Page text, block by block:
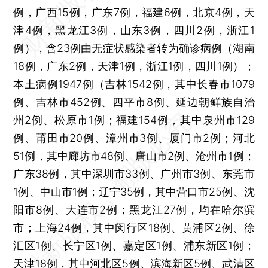
例，广西15例，广东7例，福建6例，北京4例，天
津4例，黑龙江3例，山东3例，四川2例，浙江1
例），含23例由无症状感染者转为确诊病例（湖南
18例，广东2例，天津1例，浙江1例，四川1例）；
本土病例1947例（吉林1542例，其中长春市1079
例、吉林市452例、四平市8例、延边朝鲜族自治
州2例、松原市1例；福建154例，其中泉州市129
例、莆田市20例、漳州市3例、厦门市2例；河北
51例，其中廊坊市48例、唐山市2例、沧州市1例；
广东38例，其中深圳市33例、广州市3例、东莞市
1例、中山市1例；辽宁35例，其中营口市25例、沈
阳市8例、大连市2例；黑龙江27例，均在哈尔滨
市；上海24例，其中闵行区18例、黄浦区2例、徐
汇区1例、长宁区1例、嘉定区1例、浦东新区1例；
天津18例，其中河北区5例、滨海新区5例、武清区